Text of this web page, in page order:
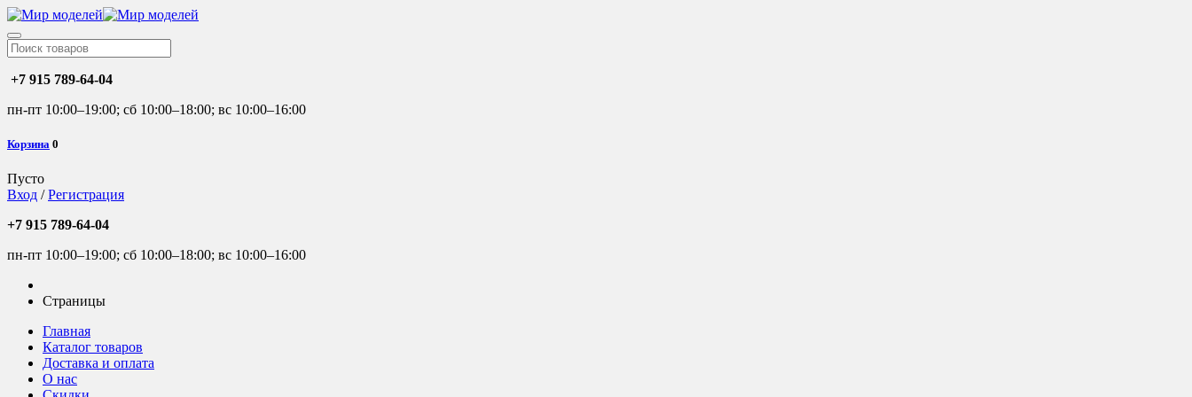
+7 915 789-64-04
пн-пт 10:00–19:00; сб 10:00–18:00; вс 10:00–16:00
Корзина 0
Пусто
Вход /Регистрация
+7 915 789-64-04
пн-пт 10:00–19:00; сб 10:00–18:00; вс 10:00–16:00
Страницы
Главная
Каталог товаров
Доставка и оплата
О нас